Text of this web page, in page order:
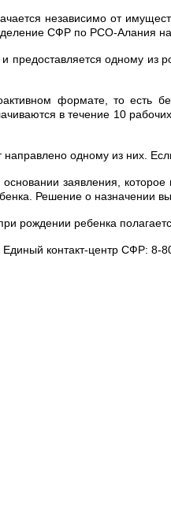
независимо от
СФР по РСО-Алания
предоставляется одному
формате, то есть
в течение 10
одному из них.
заявления,
Решение о назначении
рождении ребенка
Единый контакт-центр СФР: